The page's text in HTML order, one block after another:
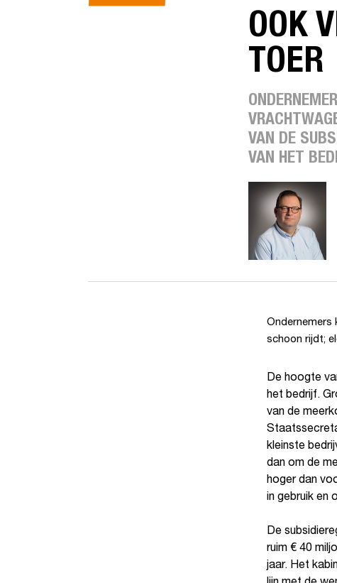
OOK
TOER
VAN DE
VAN HET
Ondernemers
schoon rijdt;
De hoogte
het bedrijf.
van de
kleinste
dan om de
hoger dan
in gebruik en
De
ruim € 40
jaar. Het